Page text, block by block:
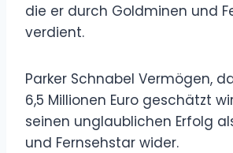
die er durch Goldminen und
verdient.
Parker Schnabel Vermögen,
6,5 Millionen Euro geschätzt
seinen unglaublichen Erfolg
und Fernsehstar wider.